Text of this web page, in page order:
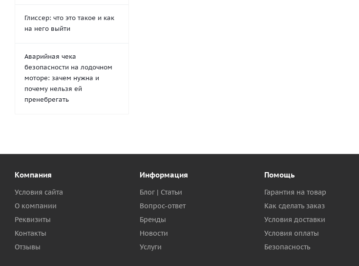
Глиссер: что это такое и как
на него выйти
Аварийная чека
безопасности на лодочном
моторе: зачем нужна и
почему нельзя ей
пренебрегать
Компания
Условия сайта
О компании
Реквизиты
Контакты
Отзывы
Информация
Блог | Статьи
Вопрос-ответ
Бренды
Новости
Услуги
Помощь
Гарантия на товар
Как сделать заказ
Условия доставки
Условия оплаты
Безопасность